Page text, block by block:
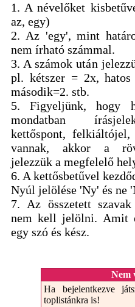
1. A névelőket
az, egy)
2. Az 'egy', mint
nem írható számmal.
3. A számok után
pl. kétszer = 2x,
második=2. stb.
5. Figyeljünk, hogy
mondatban
kettőspont,
vannak, akkor a
jelezzük a megfelelő
6. A kettősbetűvel
Nyúl jelölése 'Ny' és ne
7. Az összetett
nem kell jelölni. Amit
egy szó és kész.
Nem
Ha bejelentkezve
toplistánkra is!